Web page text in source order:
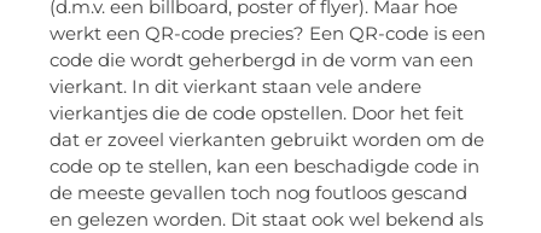
(d.m.v. een billboard, poster of flyer). Maar hoe
werkt een QR-code precies? Een QR-code is een
code die wordt geherbergd in de vorm van een
vierkant. In dit vierkant staan vele andere
vierkantjes die de code opstellen. Door het feit
dat er zoveel vierkanten gebruikt worden om de
code op te stellen, kan een beschadigde code in
de meeste gevallen toch nog foutloos gescand
en gelezen worden. Dit staat ook wel bekend als